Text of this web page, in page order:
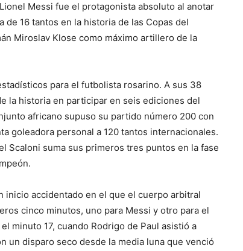
Messi fue el protagonista absoluto al anotar
16 tantos en la historia de las Copas del
Miroslav Klose como máximo artillero de la
para el futbolista rosarino. A sus 38
la historia en participar en seis ediciones del
africano supuso su partido número 200 con
goleadora personal a 120 tantos internacionales.
Scaloni suma sus primeros tres puntos en la fase
accidentado en el que el cuerpo arbitral
cinco minutos, uno para Messi y otro para el
minuto 17, cuando Rodrigo de Paul asistió a
un disparo seco desde la media luna que venció